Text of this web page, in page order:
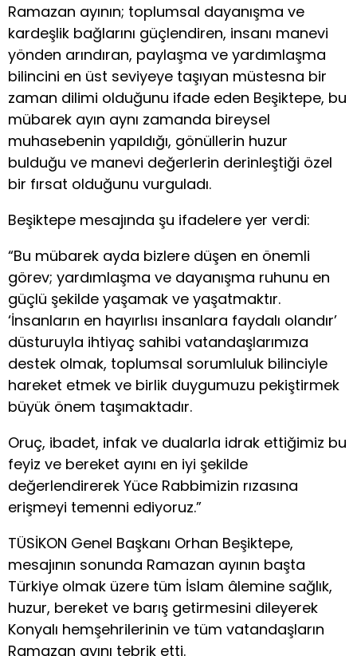
Ramazan ayının; toplumsal dayanışma ve
kardeşlik bağlarını güçlendiren, insanı manevi
yönden arındıran, paylaşma ve yardımlaşma
bilincini en üst seviyeye taşıyan müstesna bir
zaman dilimi olduğunu ifade eden Beşiktepe, bu
mübarek ayın aynı zamanda bireysel
muhasebenin yapıldığı, gönüllerin huzur
bulduğu ve manevi değerlerin derinleştiği özel
bir fırsat olduğunu vurguladı.
Beşiktepe mesajında şu ifadelere yer verdi:
“Bu mübarek ayda bizlere düşen en önemli
görev; yardımlaşma ve dayanışma ruhunu en
güçlü şekilde yaşamak ve yaşatmaktır.
‘İnsanların en hayırlısı insanlara faydalı olandır’
düsturuyla ihtiyaç sahibi vatandaşlarımıza
destek olmak, toplumsal sorumluluk bilinciyle
hareket etmek ve birlik duygumuzu pekiştirmek
büyük önem taşımaktadır.
Oruç, ibadet, infak ve dualarla idrak ettiğimiz bu
feyiz ve bereket ayını en iyi şekilde
değerlendirerek Yüce Rabbimizin rızasına
erişmeyi temenni ediyoruz.”
TÜSİKON Genel Başkanı Orhan Beşiktepe,
mesajının sonunda Ramazan ayının başta
Türkiye olmak üzere tüm İslam âlemine sağlık,
huzur, bereket ve barış getirmesini dileyerek
Konyalı hemşehrilerinin ve tüm vatandaşların
Ramazan ayını tebrik etti.